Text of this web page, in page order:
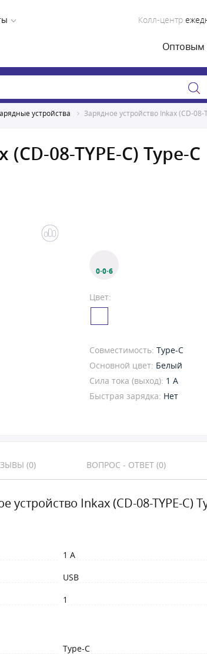
Колл-центр
Оптовым
устройства Зарядное устройство Inkax (CD-08-
08-TYPE-C) Type-C
0·0·6
Цвет:
Совместимость: Type-C
Основной цвет: Белый
Сила тока (выход): 1 A
Быстрая зарядка: Нет
(0) ВОПРОС - ОТВЕТ (0)
устройство Inkax (CD-08-TYPE-C)
1 A
USB
1
Type-C